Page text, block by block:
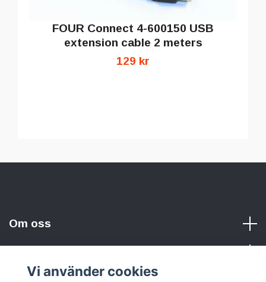
FOUR Connect 4-600150 USB
extension cable 2 meters
129 kr
Om oss
Sociala medier
Vi använder cookies